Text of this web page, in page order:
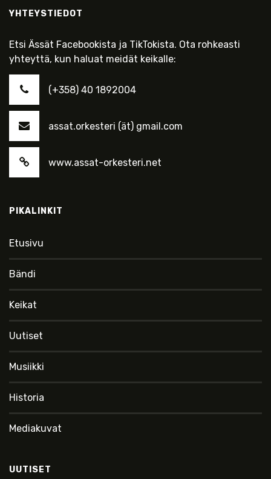
YHTEYSTIEDOT
Etsi Ässät Facebookista ja TikTokista. Ota rohkeasti
yhteyttä, kun haluat meidät keikalle:
(+358) 40 1892004
assat.orkesteri (ät) gmail.com
www.assat-orkesteri.net
PIKALINKIT
Etusivu
Bändi
Keikat
Uutiset
Musiikki
Historia
Mediakuvat
UUTISET